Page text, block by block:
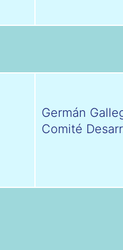
Germán
Comité